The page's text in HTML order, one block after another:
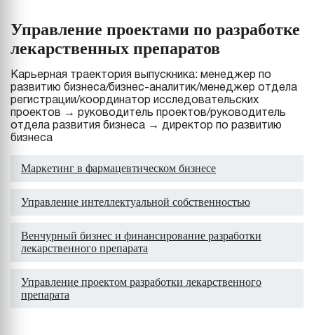
Управление проектами по разработке
лекарственных препаратов
Карьерная траектория выпускника: менеджер по
развитию бизнеса/бизнес-аналитик/менеджер отдела
регистрации/координатор исследовательских
проектов → руководитель проектов/руководитель
отдела развития бизнеса → директор по развитию
бизнеса
Маркетинг в фармацевтическом бизнесе
Управление интеллектуальной собственностью
Венчурный бизнес и финансирование разработки
лекарственного препарата
Управление проектом разработки лекарственного
препарата